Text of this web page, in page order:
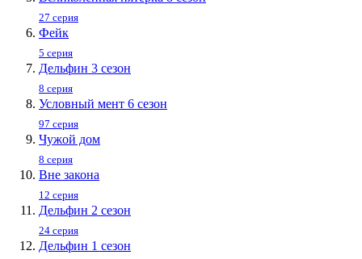
27 серия
Фейк
5 серия
Дельфин 3 сезон
8 серия
Условный мент 6 сезон
97 серия
Чужой дом
8 серия
Вне закона
12 серия
Дельфин 2 сезон
24 серия
Дельфин 1 сезон